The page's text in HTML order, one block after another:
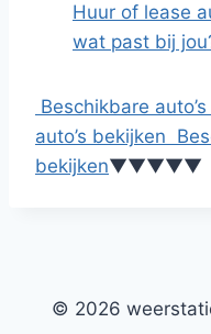
Huur of lease
wat past bij
Beschikbare
auto’s bekijken
bekijken▼▼▼▼▼
© 2026